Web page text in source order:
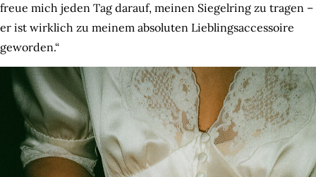
freue mich jeden Tag darauf, meinen Siegelring zu tragen –
er ist wirklich zu meinem absoluten Lieblingsaccessoire
geworden.“